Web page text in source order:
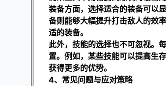
装备方面，选择适合的装备可以
备则能够大幅提升打击敌人的效
适的装备。
此外，技能的选择也不可忽视。
置。例如，某些技能可以提高生
获得更多的优势。
4、常见问题与应对策略